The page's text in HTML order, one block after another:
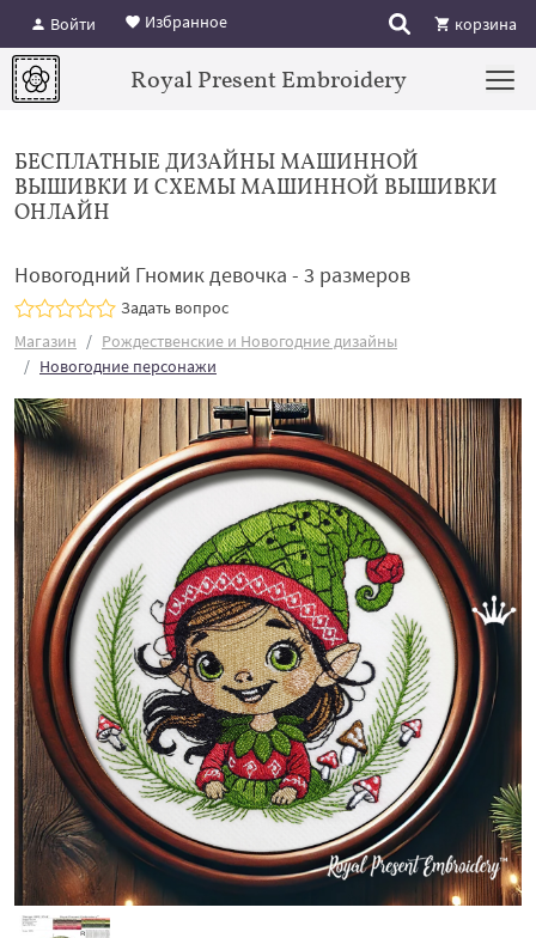
Войти Избранное корзина
Royal Present Embroidery
БЕСПЛАТНЫЕ ДИЗАЙНЫ МАШИННОЙ
ВЫШИВКИ И СХЕМЫ МАШИННОЙ ВЫШИВКИ
ОНЛАЙН
Новогодний Гномик девочка - 3 размеров
Задать вопрос
Магазин
Рождественские и Новогодние дизайны
Новогодние персонажи